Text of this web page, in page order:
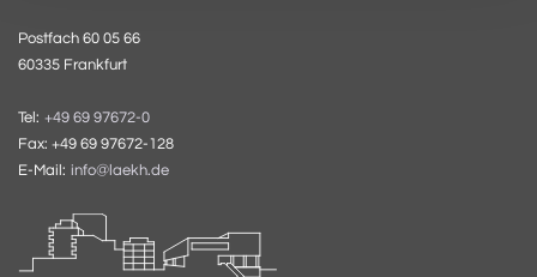
Postfach 60 05 66
60335 Frankfurt
Tel: +49 69 97672-0
Fax: +49 69 97672-128
E-Mail: info@laekh.de